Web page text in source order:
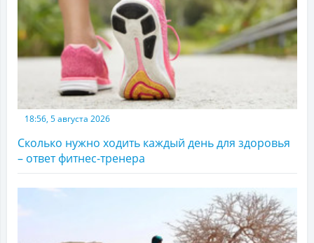
18:56, 5 августа 2026
Сколько нужно ходить каждый день для здоровья
– ответ фитнес-тренера